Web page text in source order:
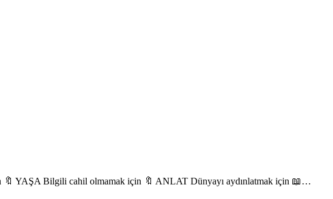
YAŞA Bilgili cahil olmamak için 🔖 ANLAT Dünyayı aydınlatmak için 📖…